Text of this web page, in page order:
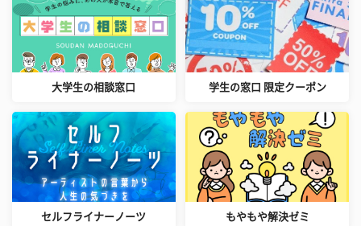
大学生の相談窓口 学生の窓口 限定クーポン
セルフライナーノーツ もやもや解決ゼミ